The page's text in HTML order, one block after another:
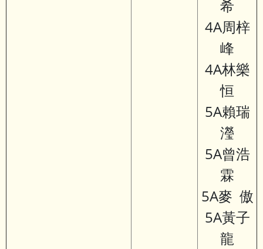
希
4A周梓
峰
4A林樂
恒
5A賴瑞
瀅
5A曾浩
霖
5A麥 傲
5A黃子
龍